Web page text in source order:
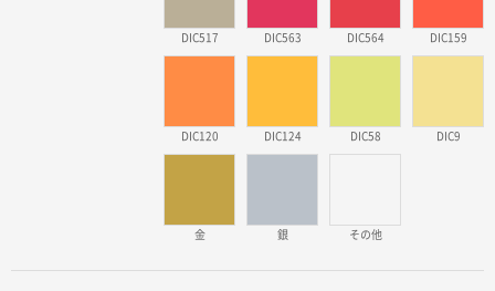
DIC517 DIC563 DIC564 DIC159
DIC120 DIC124 DIC58 DIC9
金 銀 その他